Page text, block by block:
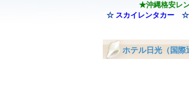
★沖縄格安レ
☆ スカイレンタカー☆
ホテル日光（国